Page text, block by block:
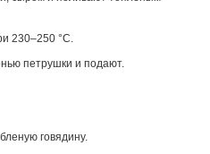
230–250 °С.
петрушки и подают.
говядину.